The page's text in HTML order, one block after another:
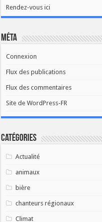
Rendez-vous ici
Méta
Connexion
Flux des publications
Flux des commentaires
Site de WordPress-FR
Catégories
Actualité
animaux
bière
chanteurs régionaux
Climat